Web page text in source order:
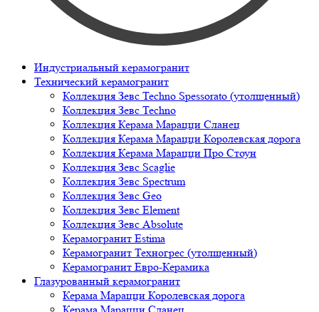
Индустриальный керамогранит
Технический керамогранит
Коллекция Зевс Techno Spessorato (утолщенный)
Коллекция Зевс Techno
Коллекция Керама Марацци Сланец
Коллекция Керама Марацци Королевская дорога
Коллекция Керама Марацци Про Стоун
Коллекция Зевс Scaglie
Коллекция Зевс Spectrum
Коллекция Зевс Geo
Коллекция Зевс Element
Коллекция Зевс Absolute
Керамогранит Estima
Керамогранит Техногрес (утолщенный)
Керамогранит Евро-Керамика
Глазурованный керамогранит
Керама Марацци Королевская дорога